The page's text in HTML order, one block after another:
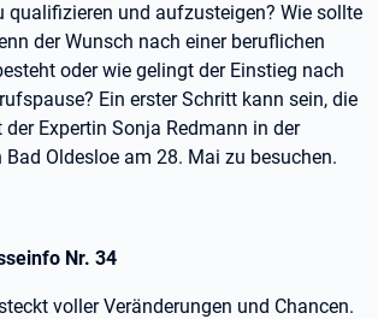
qualifizieren und aufzusteigen? Wie sollte
der Wunsch nach einer beruflichen
oder wie gelingt der Einstieg nach
Ein erster Schritt kann sein, die
Expertin Sonja Redmann in der
Oldesloe am 28. Mai zu besuchen.
Nr. 34
voller Veränderungen und Chancen.